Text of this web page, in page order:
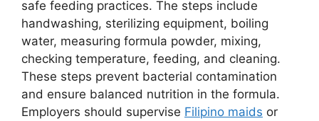
safe feeding practices. The steps include
handwashing, sterilizing equipment, boiling
water, measuring formula powder, mixing,
checking temperature, feeding, and cleaning.
These steps prevent bacterial contamination
and ensure balanced nutrition in the formula.
Employers should supervise Filipino maids or